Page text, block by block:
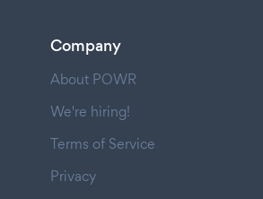
Company
About POWR
We're hiring!
Terms of Service
Privacy